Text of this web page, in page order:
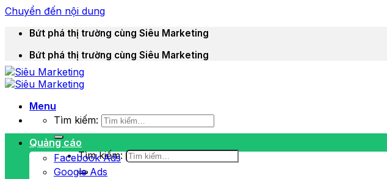
Chuyển đến nội dung
Bứt phá thị trường cùng Siêu Marketing
Bứt phá thị trường cùng Siêu Marketing
Menu
Tìm kiếm:
Tìm kiếm:
Quảng cáo
Facebook Ads
Google Ads